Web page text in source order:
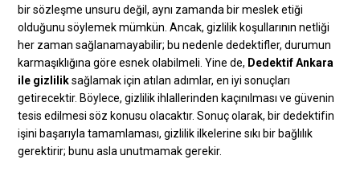
bir sözleşme unsuru değil, aynı zamanda bir meslek etiği
olduğunu söylemek mümkün. Ancak, gizlilik koşullarının netliği
her zaman sağlanamayabilir; bu nedenle dedektifler, durumun
karmaşıklığına göre esnek olabilmeli. Yine de, Dedektif Ankara
ile gizliliksağlamak için atılan adımlar, en iyi sonuçları
getirecektir. Böylece, gizlilik ihlallerinden kaçınılması ve güvenin
tesis edilmesi söz konusu olacaktır. Sonuç olarak, bir dedektifin
işini başarıyla tamamlaması, gizlilik ilkelerine sıkı bir bağlılık
gerektirir; bunu asla unutmamak gerekir.